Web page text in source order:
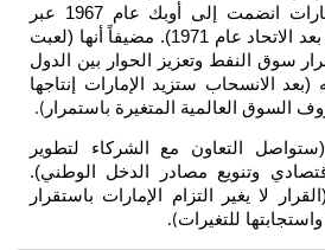
مستقبلاً). مبيناً إن (الإمارات انضمت إلى أوبك عام 1967 عبر
أبوظبي واستمرت بعد الاتحاد عام 1971). مضيفاً أنها (لعبت
بين الدول
إنتاجها
باستمرار).
الشركاء لتطوير
الدخل الوطني).
باستقرار